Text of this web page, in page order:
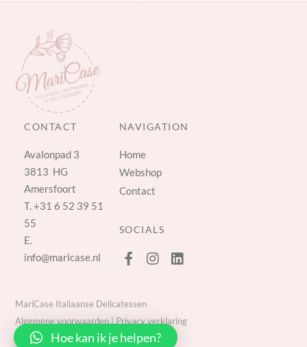
CONTACT
Avalonpad 3
3813 HG
Amersfoort
T.+31 6 52 39 51
55
E.
info@maricase.nl
NAVIGATION
Home
Webshop
Contact
SOCIALS
MariCase Italiaanse Delicatessen
Algemene voorwaarden
Privacy verklaring
Hoe kan ik je helpen?